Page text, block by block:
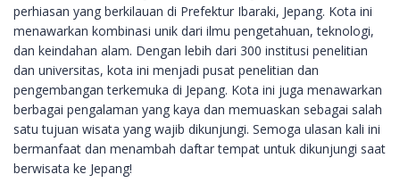
perhiasan yang berkilauan di Prefektur Ibaraki, Jepang. Kota ini
menawarkan kombinasi unik dari ilmu pengetahuan, teknologi,
dan keindahan alam. Dengan lebih dari 300 institusi penelitian
dan universitas, kota ini menjadi pusat penelitian dan
pengembangan terkemuka di Jepang. Kota ini juga menawarkan
berbagai pengalaman yang kaya dan memuaskan sebagai salah
satu tujuan wisata yang wajib dikunjungi. Semoga ulasan kali ini
bermanfaat dan menambah daftar tempat untuk dikunjungi saat
berwisata ke Jepang!